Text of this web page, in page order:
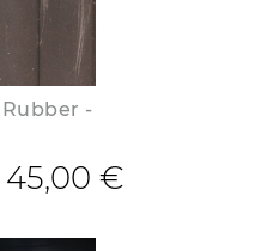
-
45,00 €